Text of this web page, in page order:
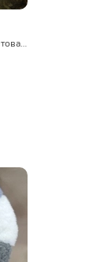
Ёлочная игрушка авторская (фиолетовая)